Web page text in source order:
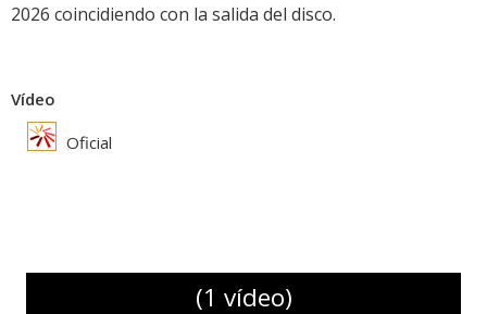
2026 coincidiendo con la salida del disco.
Vídeo
Oficial
(1 vídeo)